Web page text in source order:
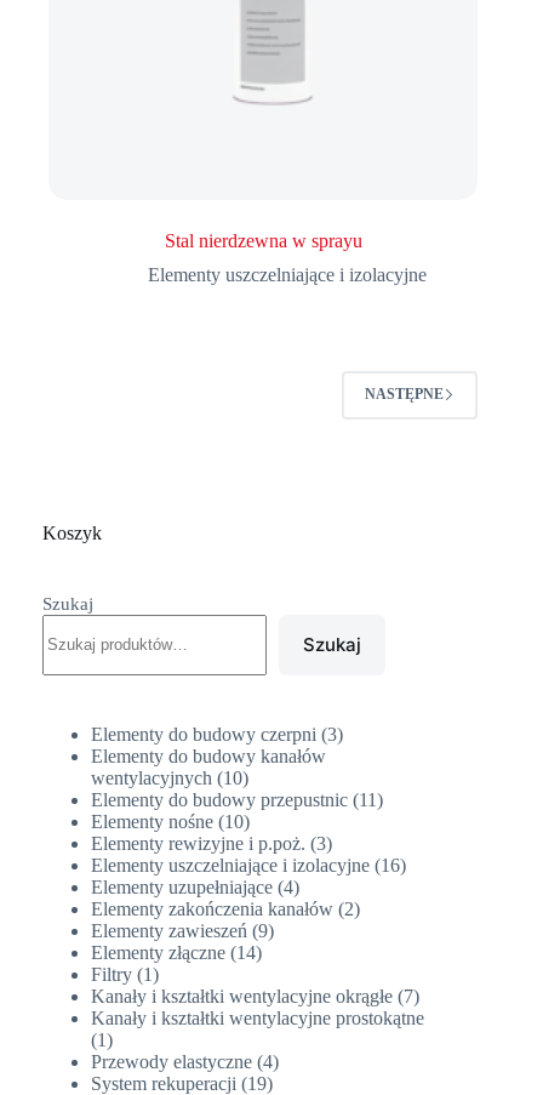
Stal nierdzewna w sprayu
Elementy uszczelniające i izolacyjne
NASTĘPNE
Koszyk
Szukaj
Szukaj
Elementy do budowy czerpni 33
Elementy do budowy kanałów
wentylacyjnych
1010
produktów
Elementy do budowy przepustnic 1111
Elementy nośne 1010
produktów
Elementy rewizyjne i p.poż. 33
produkty
Elementy uszczelniające i izolacyjne 1616
Elementy uzupełniające 44
produkty
Elementy zakończenia kanałów 22
Elementy zawieszeń 99
Elementy złączne 1414
Filtry 11
produkt
Kanały i kształtki wentylacyjne okrągłe 77
produktów
Kanały i kształtki wentylacyjne prostokątne
11
produkt
Przewody elastyczne 44
produkty
System rekuperacji 1919